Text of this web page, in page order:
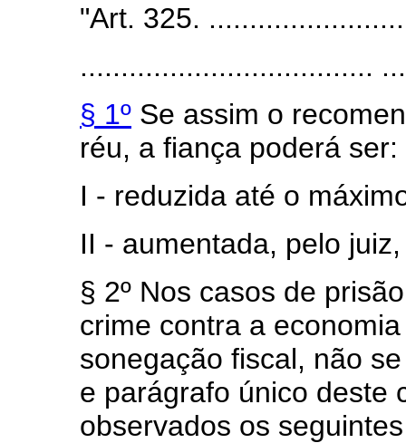
"Art. 325.
....................................
§ 1º Se assim o
réu, a fiança poderá ser:
I - reduzida até o
II - aumentada, pelo
§ 2º Nos casos de
crime contra a
sonegação fiscal, não
e parágrafo único deste
observados os